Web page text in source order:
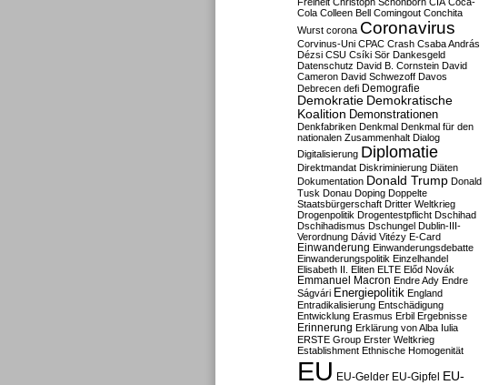
Cola Colleen Bell Comingout Conchita
Wurst corona Coronavirus
Corvinus-Uni CPAC Crash Csaba András
Dézsi CSU Csíki Sör Dankesgeld
Datenschutz David B. Cornstein David
Cameron David Schwezoff Davos
Debrecen defi Demografie
Demokratie Demokratische
Koalition Demonstrationen
Denkfabriken Denkmal Denkmal für den
nationalen Zusammenhalt Dialog
Digitalisierung Diplomatie
Direktmandat Diskriminierung Diäten
Dokumentation Donald Trump Donald
Tusk Donau Doping Doppelte
Staatsbürgerschaft Dritter Weltkrieg
Drogenpolitik Drogentestpflicht Dschihad
Dschihadismus Dschungel Dublin-III-
Verordnung Dávid Vitézy E-Card
Einwanderung Einwanderungsdebatte
Einwanderungspolitik Einzelhandel
Elisabeth II. Eliten ELTE Előd Novák
Emmanuel Macron Endre Ady Endre
Ságvári Energiepolitik England
Entradikalisierung Entschädigung
Entwicklung Erasmus Erbil Ergebnisse
Erinnerung Erklärung von Alba Iulia
ERSTE Group Erster Weltkrieg
Establishment Ethnische Homogenität
EU EU-Gelder EU-Gipfel EU-